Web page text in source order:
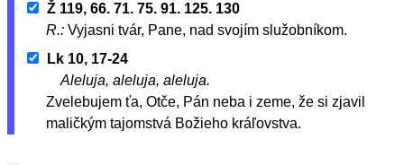
Ž 119, 66. 71. 75. 91. 125. 130
R.: Vyjasni tvár, Pane, nad svojím služobníkom.
Lk 10, 17-24
Aleluja, aleluja, aleluja.
Zvelebujem ťa, Otče, Pán neba i zeme, že si zjavil
maličkým tajomstvá Božieho kráľovstva.